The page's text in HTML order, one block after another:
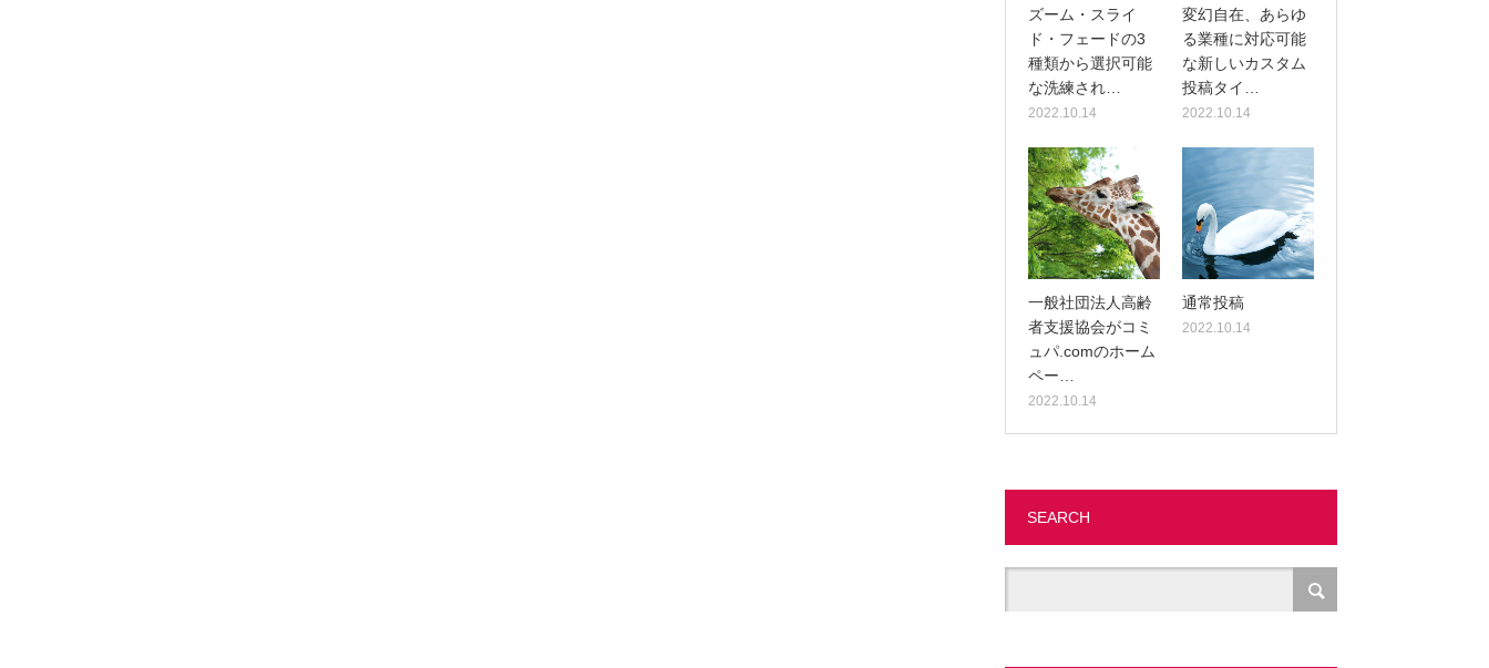
ズーム・スライ
ド・フェードの3
種類から選択可能
な洗練され…
2022.10.14
変幻自在、あらゆ
る業種に対応可能
な新しいカスタム
投稿タイ…
2022.10.14
一般社団法人高齢
者支援協会がコミ
ュパ.comのホーム
ペー…
2022.10.14
通常投稿
2022.10.14
SEARCH